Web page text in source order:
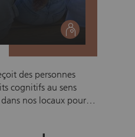
social
des personnes
cognitifs au sens
nos locaux pour